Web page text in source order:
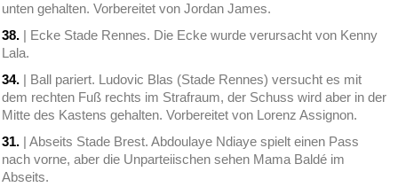
unten gehalten. Vorbereitet von Jordan James.
38. | Ecke Stade Rennes. Die Ecke wurde verursacht von Kenny
Lala.
34. | Ball pariert. Ludovic Blas (Stade Rennes) versucht es mit
dem rechten Fuß rechts im Strafraum, der Schuss wird aber in der
Mitte des Kastens gehalten. Vorbereitet von Lorenz Assignon.
31. | Abseits Stade Brest. Abdoulaye Ndiaye spielt einen Pass
nach vorne, aber die Unparteiischen sehen Mama Baldé im
Abseits.